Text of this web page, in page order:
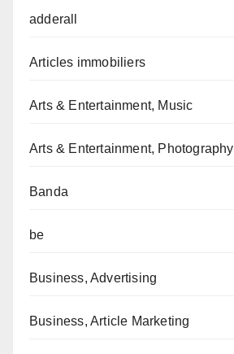
adderall
Articles immobiliers
Arts & Entertainment, Music
Arts & Entertainment, Photography
Banda
be
Business, Advertising
Business, Article Marketing